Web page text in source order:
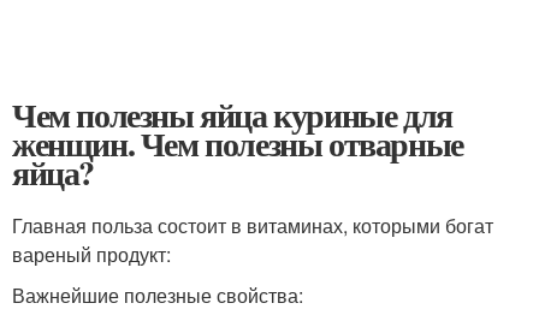
Чем полезны яйца куриные для
женщин. Чем полезны отварные
яйца?
Главная польза состоит в витаминах, которыми богат
вареный продукт:
Важнейшие полезные свойства: